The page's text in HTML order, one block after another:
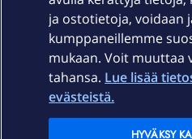
Ajankohtaista
Elisa Oyj
ja ostotietoja, voidaan
kumppaneillemme
mukaan. Voit muuttaa
tahansa. Lue lisää
evästeistä.
HYVÄKSY